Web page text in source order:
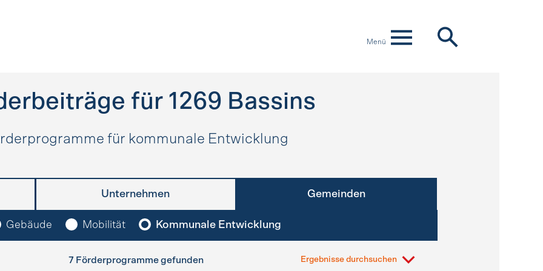
Menü
für 1269 Bassins
für kommunale Entwicklung
Unternehmen Gemeinden
Gebäude Mobilität Kommunale Entwicklung
7 Förderprogramme gefunden Ergebnisse durchsuchen